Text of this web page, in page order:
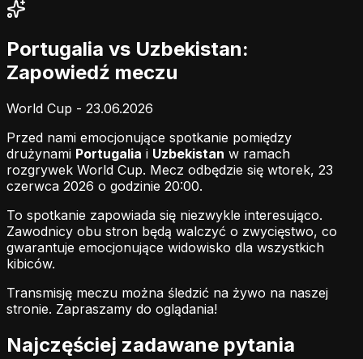
Portugalia vs Uzbekistan:
Zapowiedź meczu
World Cup - 23.06.2026
Przed nami emocjonujące spotkanie pomiędzy
drużynami Portugalia i Uzbekistan w ramach
rozgrywek World Cup. Mecz odbędzie się wtorek, 23
czerwca 2026 o godzinie 20:00.
To spotkanie zapowiada się niezwykle interesująco.
Zawodnicy obu stron będą walczyć o zwycięstwo, co
gwarantuje emocjonujące widowisko dla wszystkich
kibiców.
Transmisję meczu można śledzić na żywo na naszej
stronie. Zapraszamy do oglądania!
Najczęściej zadawane pytania